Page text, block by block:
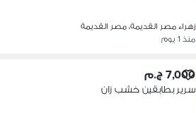
زهراء مصر القديمة، مصر القديمة
منذ 1 يوم
7,000 ج.م
سرير بطابقين خشب زان